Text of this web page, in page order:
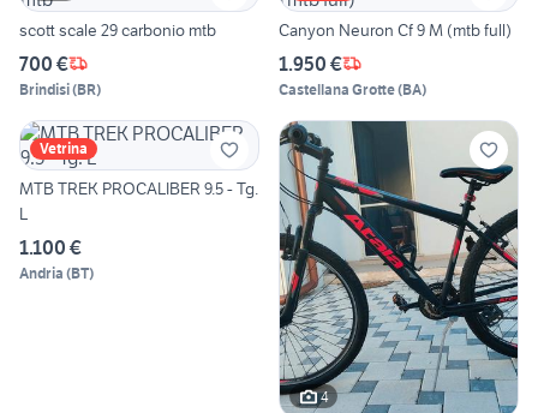
scott scale 29 carbonio mtb
700 €
Brindisi(BR)
Canyon Neuron Cf 9 M (mtb full)
1.950 €
Castellana Grotte(BA)
Vetrina
MTB TREK PROCALIBER 9.5 - Tg.
L
1.100 €
Andria (BT)
4